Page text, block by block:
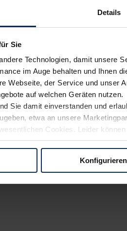
Details
Sie
Technologien, damit unsere
im Auge behalten und Ihnen
Webseite, der Service und unser
auf welchen Geräten nutzen.
Sie damit einverstanden und
etwa an unsere
Cookies. Leider
Weg zu Ihrem Neuwagen
Konfigurieren